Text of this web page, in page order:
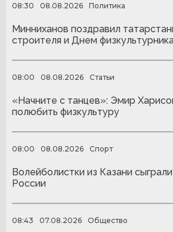
08:30 08.08.2026 Политика
Минниханов поздравил
строителя и Днем
08:00 08.08.2026 Статьи
«Начните с танцев»: Эмир
полюбить физкультуру
08:00 08.08.2026 Спорт
Волейболистки из Казани
России
08:43 07.08.2026 Общество